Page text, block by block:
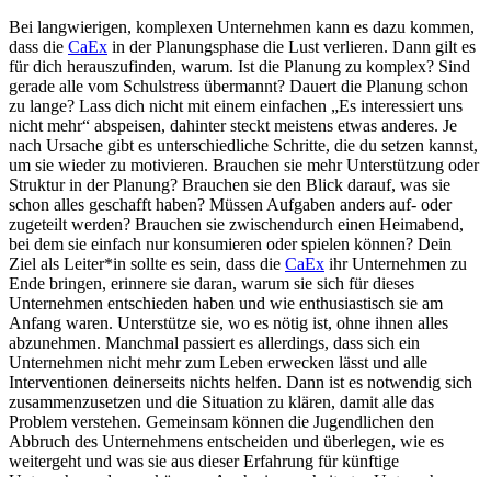
Bei langwierigen, komplexen Unternehmen kann es dazu kommen,
dass die CaEx in der Planungsphase die Lust verlieren. Dann gilt es
für dich herauszufinden, warum. Ist die Planung zu komplex? Sind
gerade alle vom Schulstress übermannt? Dauert die Planung schon
zu lange? Lass dich nicht mit einem einfachen „Es interessiert uns
nicht mehr“ abspeisen, dahinter steckt meistens etwas anderes. Je
nach Ursache gibt es unterschiedliche Schritte, die du setzen kannst,
um sie wieder zu motivieren. Brauchen sie mehr Unterstützung oder
Struktur in der Planung? Brauchen sie den Blick darauf, was sie
schon alles geschafft haben? Müssen Aufgaben anders auf- oder
zugeteilt werden? Brauchen sie zwischendurch einen Heimabend,
bei dem sie einfach nur konsumieren oder spielen können? Dein
Ziel als Leiter*in sollte es sein, dass die CaEx ihr Unternehmen zu
Ende bringen, erinnere sie daran, warum sie sich für dieses
Unternehmen entschieden haben und wie enthusiastisch sie am
Anfang waren. Unterstütze sie, wo es nötig ist, ohne ihnen alles
abzunehmen. Manchmal passiert es allerdings, dass sich ein
Unternehmen nicht mehr zum Leben erwecken lässt und alle
Interventionen deinerseits nichts helfen. Dann ist es notwendig sich
zusammenzusetzen und die Situation zu klären, damit alle das
Problem verstehen. Gemeinsam können die Jugendlichen den
Abbruch des Unternehmens entscheiden und überlegen, wie es
weitergeht und was sie aus dieser Erfahrung für künftige